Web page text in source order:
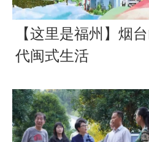
【这里是福州】烟
代闽式生活